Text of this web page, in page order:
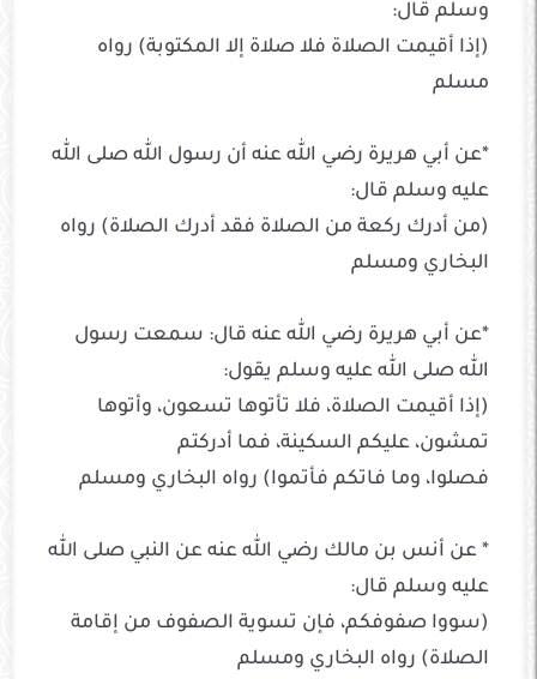
وسلم قال:
(إذا أقيمت الصلاة فلا صلاة إلا المكتوبة) رواه
مسلم
*عن أبي هريرة رضي الله عنه أن رسول الله صلى الله
عليه وسلم قال:
(من أدرك ركعة من الصلاة فقد أدرك الصلاة) رواه
البخاري ومسلم
*عن أبي هريرة رضي الله عنه قال: سمعت رسول
الله صلى الله عليه وسلم يقول:
(إذا أقيمت الصلاة، فلا تأتوها تسعون، وأتوها
تمشون، عليكم السكينة، فما أدركتم
فصلوا، وما فاتكم فأتموا) رواه البخاري ومسلم
* عن أنس بن مالك رضي الله عنه عن النبي صلى الله
عليه وسلم قال:
(سووا صفوفكم، فإن تسوية الصفوف من إقامة
الصلاة) رواه البخاري ومسلم